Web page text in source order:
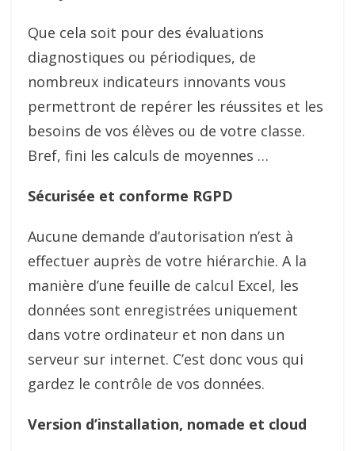
Que cela soit pour des évaluations
diagnostiques ou périodiques, de
nombreux indicateurs innovants vous
permettront de repérer les réussites et les
besoins de vos élèves ou de votre classe.
Bref, fini les calculs de moyennes …
Sécurisée et conforme RGPD
Aucune demande d’autorisation n’est à
effectuer auprès de votre hiérarchie. A la
manière d’une feuille de calcul Excel, les
données sont enregistrées uniquement
dans votre ordinateur et non dans un
serveur sur internet. C’est donc vous qui
gardez le contrôle de vos données.
Version d’installation, nomade et cloud